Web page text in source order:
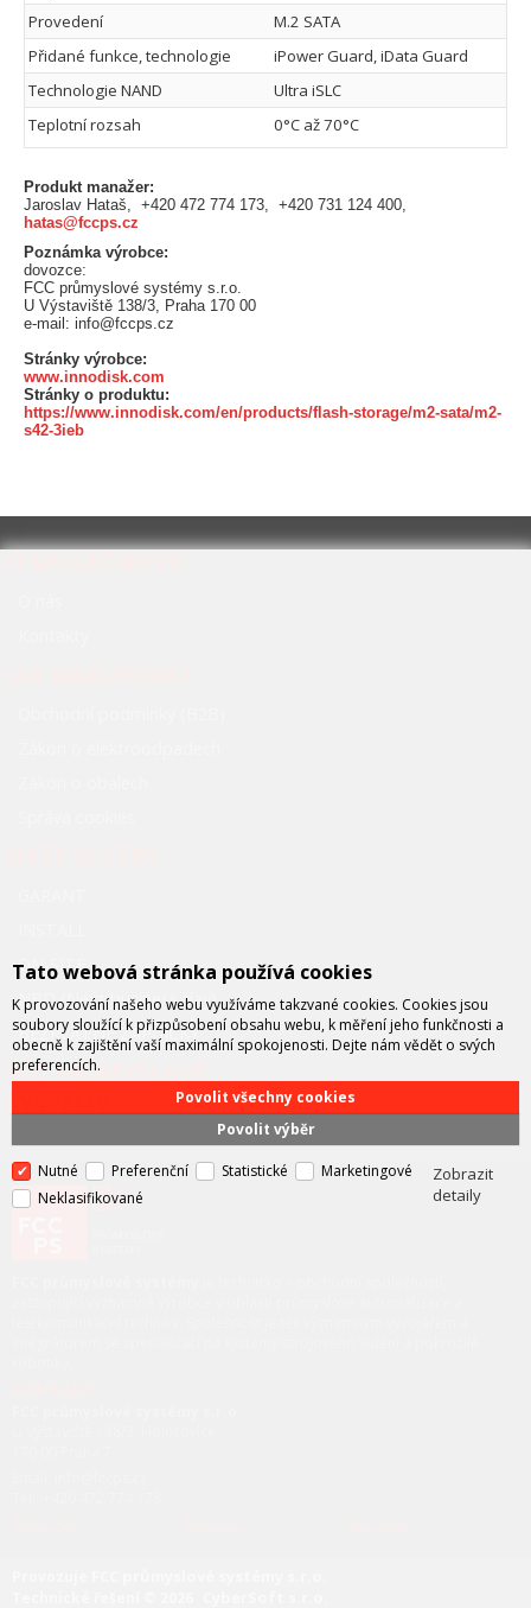
Provedení
M.2 SATA
Přidané funkce, technologie
iPower Guard, iData Guard
Technologie NAND
Ultra iSLC
Teplotní rozsah
0°C až 70°C
Produkt manažer:
Jaroslav Hataš, +420 472 774 173, +420 731 124 400,
hatas@fccps.cz
Poznámka výrobce:
dovozce:
FCC průmyslové systémy s.r.o.
U Výstaviště 138/3, Praha 170 00
e-mail: info@fccps.cz
Stránky výrobce:
www.innodisk.com
Stránky o produktu:
https://www.innodisk.com/en/products/flash-storage/m2-sata/m2-
s42-3ieb
ON-SITE
NBD (Next business day)
BEZPLATNÉ ZÁPŮJČKY
FCC PRŮMYSLOVÉ
Tato webová stránka používá cookies
K provozování našeho webu využíváme takzvané cookies. Cookies jsou
soubory sloužící k přizpůsobení obsahu webu, k měření jeho funkčnosti a
obecně k zajištění vaší maximální spokojenosti. Dejte nám vědět o svých
preferencích.
Povolit výběr
Povolit všechny cookies
Nutné Preferenční Statistické
Marketingové
Neklasifikované
Zobrazit
detaily